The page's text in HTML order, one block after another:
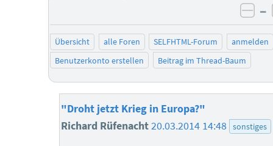
–
Übersicht alle Foren SELFHTML-Forum
anmelden
Benutzerkonto erstellen
Beitrag im Thread-Baum
"Droht jetzt Krieg in Europa?"
Richard Rüfenacht20.03.2014 14:48 sonstiges